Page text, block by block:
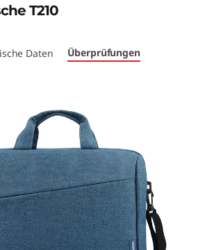
T210
Daten Überprüfungen